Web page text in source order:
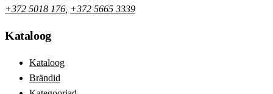
+372 5018 176 +372 5665 3339
Kataloog
Kataloog
Brändid